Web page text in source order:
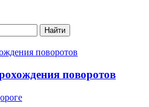
Найти
поворотов